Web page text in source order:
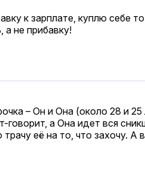
к зарплате, куплю себе
а не прибавку!
– Он и Она (около 28 и
говорит, а Она идет вся
её на то, что захочу.